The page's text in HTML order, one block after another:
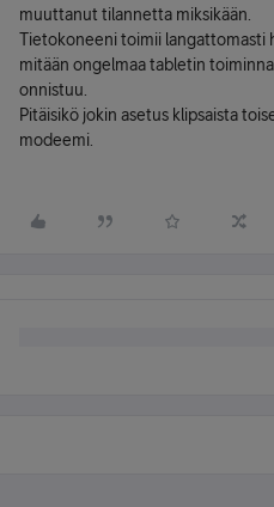
muuttanut tilannetta miksikään.
Tietokoneeni toimii langattomasti
mitään ongelmaa tabletin
onnistuu.
Pitäisikö jokin asetus klipsaista
modeemi.